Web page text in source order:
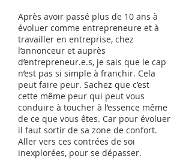
Après avoir passé plus de 10 ans à
évoluer comme entrepreneure et à
travailler en entreprise, chez
l’annonceur et auprès
d’entrepreneur.e.s, je sais que le cap
n’est pas si simple à franchir. Cela
peut faire peur. Sachez que c’est
cette même peur qui peut vous
conduire à toucher à l’essence même
de ce que vous êtes. Car pour évoluer
il faut sortir de sa zone de confort.
Aller vers ces contrées de soi
inexplorées, pour se dépasser.